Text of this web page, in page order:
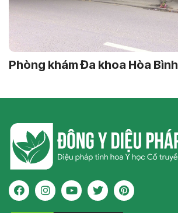
Phòng khám Đa khoa Hòa Bình